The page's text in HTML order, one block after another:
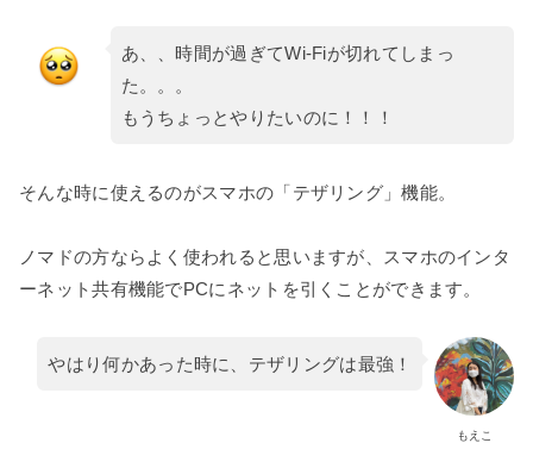
あ、、時間が過ぎてWi-Fiが切れてしまっ
た。。。
もうちょっとやりたいのに！！！
そんな時に使えるのがスマホの「テザリング」機能。
ノマドの方ならよく使われると思いますが、スマホのインタ
ーネット共有機能でPCにネットを引くことができます。
もえこ
やはり何かあった時に、テザリングは最強！